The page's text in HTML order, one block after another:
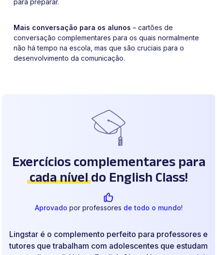
para preparar.
Mais conversação para os alunos – cartões de
conversação complementares para os quais normalmente
não há tempo na escola, mas que são cruciais para o
desenvolvimento da comunicação.
Exercícios complementares para
cada níveldo English Class!
Aprovado por professores de todo o mundo!
Lingstar é o complemento perfeito para professores e
tutores que trabalham com adolescentes que estudam